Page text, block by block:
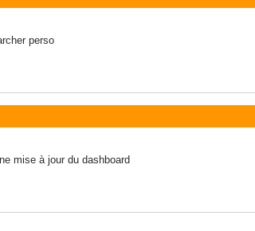
perso
mise à jour du dashboard